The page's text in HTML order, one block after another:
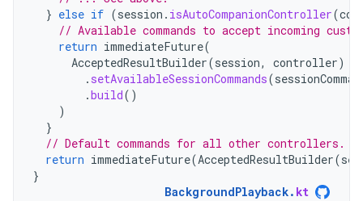
} else if (session . isAutoCompanionController(
// Available commands to accept incoming
return immediateFuture(
AcceptedResultBuilder(session, controller)
. setAvailableSessionCommands(
.build()
)
}
// Default commands for all other controllers.
return immediateFuture(AcceptedResultBuilder(
}
BackgroundPlayback. kt